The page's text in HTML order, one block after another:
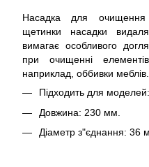
Насадка для очищення
щетинки насадки
вимагає особливого
при очищенні
наприклад, оббивки меблів.
Підходить для
Довжина: 230 мм.
Діаметр з"єднання: 36